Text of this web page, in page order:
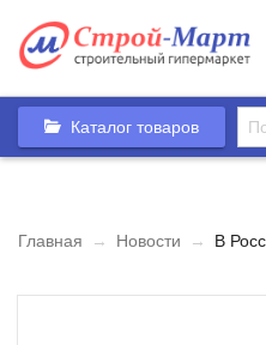
Каталог товаров
Главная → Новости → В